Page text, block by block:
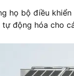
họ bộ điều
tự động hóa cho